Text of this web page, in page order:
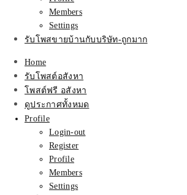
Members
Settings
รับโพสขายบ้านกับบริษัท-ถูกมาก
Home
รับโพสต์อสังหา
โพสต์ฟรี อสังหา
ดูประกาศทั้งหมด
Profile
Login-out
Register
Profile
Members
Settings